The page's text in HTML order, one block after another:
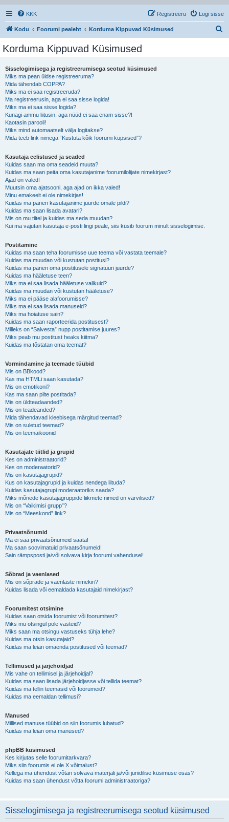
KKK Logi sisse
Registreeru
Kodu Foorumi pealeht Korduma Kippuvad Küsimused
Korduma Kippuvad Küsimused
Sisselogimisega ja registreerumisega seotud küsimused
Miks ma pean üldse registreeruma?
Mida tähendab COPPA?
Miks ma ei saa registreeruda?
Ma registreerusin, aga ei saa sisse logida!
Miks ma ei saa sisse logida?
Kunagi ammu liitusin, aga nüüd ei saa enam sisse?!
Kaotasin parooli!
Miks mind automaatselt välja logitakse?
Mida teeb link nimega “Kustuta kõik foorumi küpsised”?
Kasutaja eelistused ja seaded
Kuidas saan ma oma seadeid muuta?
Kuidas ma saan peita oma kasutajanime foorumilolijate nimekirjast?
Ajad on valed!
Muutsin oma ajatsooni, aga ajad on ikka valed!
Minu emakeelt ei ole nimekirjas!
Kuidas ma panen kasutajanime juurde omale pildi?
Kuidas ma saan lisada avatari?
Mis on mu tiitel ja kuidas ma seda muudan?
Kui ma vajutan kasutaja e-posti lingi peale, siis küsib foorum minult sisselogimise.
Postitamine
Kuidas ma saan teha foorumisse uue teema või vastata teemale?
Kuidas ma muudan või kustutan postitusi?
Kuidas ma panen oma postitusele signatuuri juurde?
Kuidas ma hääletuse teen?
Miks ma ei saa lisada hääletuse valikuid?
Kuidas ma muudan või kustutan hääletuse?
Miks ma ei pääse alafoorumisse?
Miks ma ei saa lisada manuseid?
Miks ma hoiatuse sain?
Kuidas ma saan raporteerida postitusest?
Milleks on “Salvesta” nupp postitamise juures?
Miks peab mu postitust heaks kiitma?
Kuidas ma tõstatan oma teemat?
Vormindamine ja teemade tüübid
Mis on BBkood?
Kas ma HTMLi saan kasutada?
Mis on emotikoni?
Kas ma saan pilte postitada?
Mis on üldteadaanded?
Mis on teadeanded?
Mida tähendavad kleebisega märgitud teemad?
Mis on suletud teemad?
Mis on teemaikoonid
Kasutajate tiitlid ja grupid
Kes on administraatorid?
Kes on moderaatorid?
Mis on kasutajagrupid?
Kus on kasutajagrupid ja kuidas nendega liituda?
Kuidas kasutajagrupi moderaatoriks saada?
Miks mõnede kasutajagruppide liikmete nimed on värvilised?
Mis on “Vaikimisi grupp”?
Mis on “Meeskond” link?
Privaatsõnumid
Ma ei saa privaatsõnumeid saata!
Ma saan soovimatuid privaatsõnumeid!
Sain rämpsposti ja/või solvava kirja foorumi vahendusel!
Sõbrad ja vaenlased
Mis on sõprade ja vaenlaste nimekiri?
Kuidas lisada või eemaldada kasutajaid nimekirjast?
Foorumitest otsimine
Kuidas saan otsida foorumist või foorumitest?
Miks mu otsingul pole vasteid?
Miks saan ma otsingu vastuseks tühja lehe?
Kuidas ma otsin kasutajaid?
Kuidas ma leian omaenda postitused või teemad?
Tellimused ja järjehoidjad
Mis vahe on tellimisel ja järjehoidjal?
Kuidas ma saan lisada järjehoidjasse või tellida teemat?
Kuidas ma tellin teemasid või foorumeid?
Kuidas ma eemaldan tellimusi?
Manused
Millised manuse tüübid on siin foorumis lubatud?
Kuidas ma leian oma manused?
phpBB küsimused
Kes kirjutas selle foorumitarkvara?
Miks siin foorumis ei ole X võimalust?
Kellega ma ühendust võtan solvava materjali ja/või juriidilise küsimuse osas?
Kuidas ma saan ühendust võtta foorumi administraatoriga?
Sisselogimisega ja registreerumisega seotud küsimused